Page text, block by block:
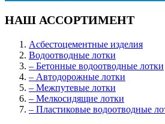
НАШ АССОРТИМЕНТ
Асбестоцементные изделия
Водоотводные лотки
– Бетонные водоотводные лотки
– Автодорожные лотки
– Межпутевые лотки
– Мелкосидящие лотки
– Пластиковые водоотводные